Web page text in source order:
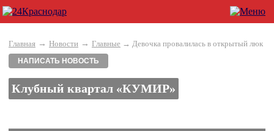
Главная → Новости → Главные → Девочка провалилась в открытый люк
НАПИСАТЬ НОВОСТЬ
Клубный квартал «КУМИР»